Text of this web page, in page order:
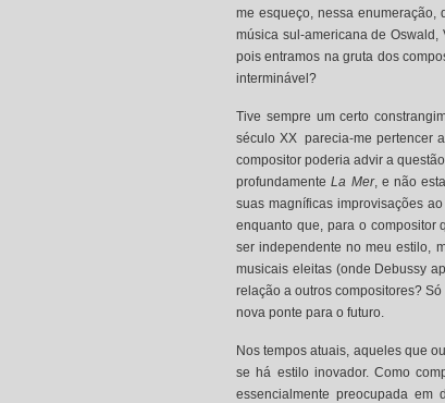
me esqueço, nessa
música sul-americana de
pois entramos na gruta dos
interminável?
Tive sempre um certo
século XX parecia-me pertencer
compositor poderia advir a
profundamenteLa Mer, e não
suas magníficas improvisações
enquanto que, para o compositor
ser independente no meu estilo,
musicais eleitas (onde Debussy
relação a outros compositores?
nova ponte para o futuro.
Nos tempos atuais, aqueles que
se há estilo inovador. Como
essencialmente preocupada em